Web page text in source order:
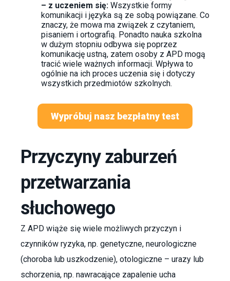
– z uczeniem się: Wszystkie formy
komunikacji i języka są ze sobą powiązane. Co
znaczy, że mowa ma związek z czytaniem,
pisaniem i ortografią. Ponadto nauka szkolna
w dużym stopniu odbywa się poprzez
komunikację ustną, zatem osoby z APD mogą
tracić wiele ważnych informacji. Wpływa to
ogólnie na ich proces uczenia się i dotyczy
wszystkich przedmiotów szkolnych.
Wypróbuj nasz bezpłatny test
Przyczyny zaburzeń
przetwarzania
słuchowego
Z APD wiąże się wiele możliwych przyczyn i
czynników ryzyka, np. genetyczne, neurologiczne
(choroba lub uszkodzenie), otologiczne – urazy lub
schorzenia, np. nawracające zapalenie ucha